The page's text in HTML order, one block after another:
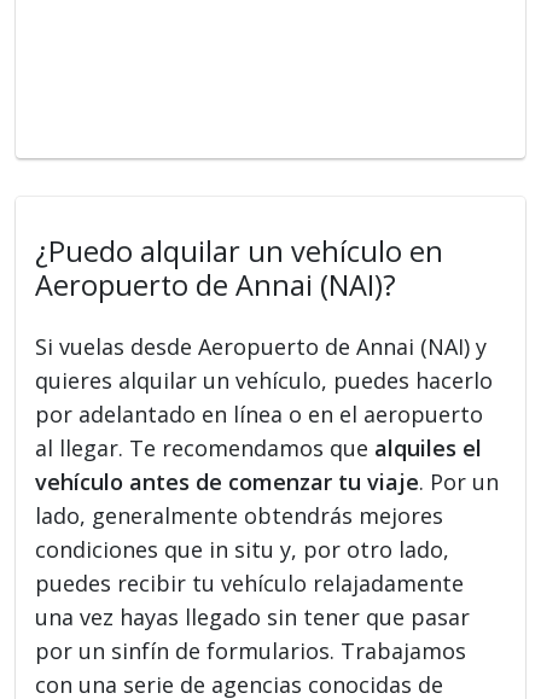
¿Puedo alquilar un vehículo en
Aeropuerto de Annai (NAI)?
Si vuelas desde Aeropuerto de Annai (NAI) y
quieres alquilar un vehículo, puedes hacerlo
por adelantado en línea o en el aeropuerto
al llegar. Te recomendamos que alquiles el
vehículo antes de comenzar tu viaje. Por un
lado, generalmente obtendrás mejores
condiciones que in situ y, por otro lado,
puedes recibir tu vehículo relajadamente
una vez hayas llegado sin tener que pasar
por un sinfín de formularios. Trabajamos
con una serie de agencias conocidas de